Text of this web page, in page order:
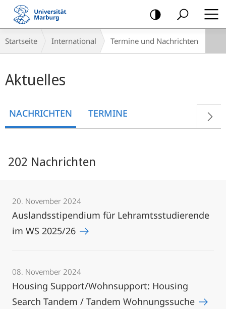
Mobile-
Navigation
Breadcrumb-
Navigation
Startseite International Termine und Nachrichten
Aktuelles
NACHRICHTEN TERMINE
202 Nachrichten
20. November 2024
Auslandsstipendium für Lehramtsstudierende
im WS 2025/26
08. November 2024
Housing Support/Wohnsupport: Housing
Search Tandem / Tandem Wohnungssuche